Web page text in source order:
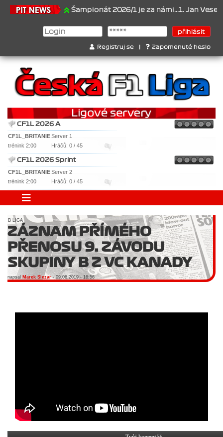
Šampionát 2026/1 je za námi...1. Jan Veselý , 2.
Registruj se Zapomenuté heslo
CF1L 2026 A
CF1L_BRITANIEServer 1
trénink 2:00
Hráčů: 0 / 45
CF1L 2026 Sprint
CF1L_BRITANIEServer 2
trénink 2:00
Hráčů: 0 / 45
B LIGA
ZÁZNAM PŘÍMÉHO
PŘENOSU 9. ZÁVODU
SKUPINY B Z VC KANADY
napsal Marek Slezar- 09.06.2019 - 16:56